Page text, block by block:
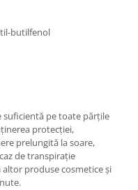
butilfenol
suficientă pe toate părțile
protecției,
prelungită la soare,
de transpirație
produse cosmetice și